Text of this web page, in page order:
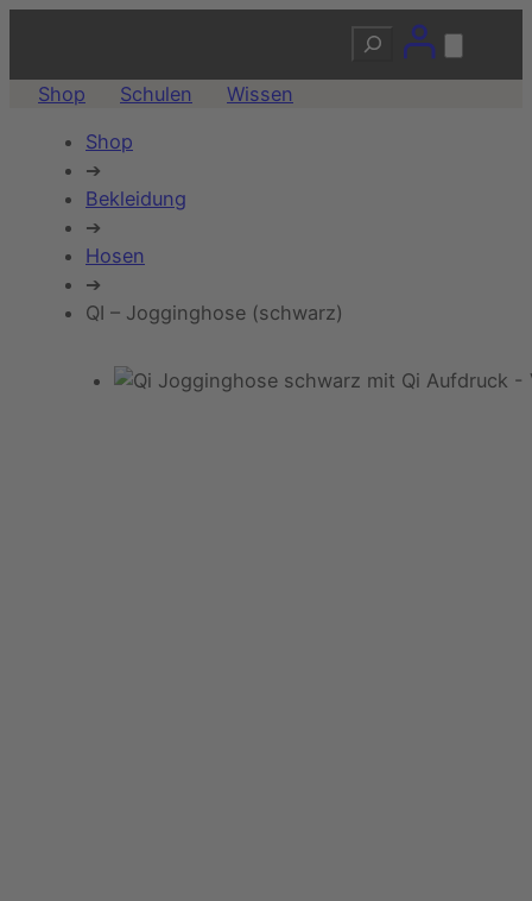
Suchen
Shop Schulen Wissen
Shop
➔
Bekleidung
➔
Hosen
➔
QI – Jogginghose (schwarz)